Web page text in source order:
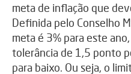
meta de inflação que
Definida pelo Conselho
meta é 3% para este
tolerância de 1,5 ponto
para baixo. Ou seja, o